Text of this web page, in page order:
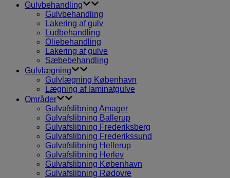
Gulvbehandling
Gulvbehandling
Lakering af gulv
Ludbehandling
Oliebehandling
Lakering af gulve
Sæbebehandling
Gulvlægning
Gulvlægning København
Lægning af laminatgulve
Områder
Gulvafslibning Amager
Gulvafslibning Ballerup
Gulvafslibning Frederiksberg
Gulvafslibning Frederikssund
Gulvafslibning Hellerup
Gulvafslibning Herlev
Gulvafslibning København
Gulvafslibning Rødovre